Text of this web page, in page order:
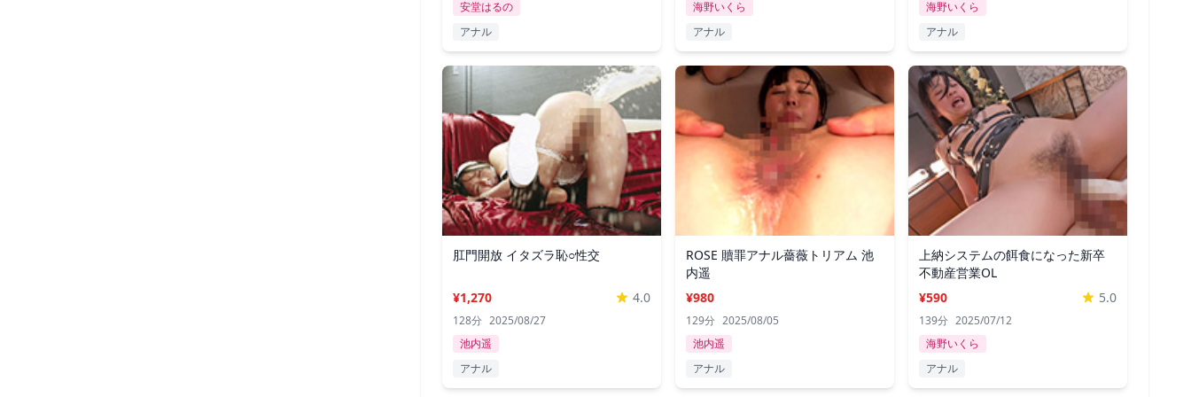
安堂はるの
アナル
海野いくら
アナル
海野いくら
アナル
肛門開放 イタズラ恥○性交
¥1,270 4.0
128分 2025/08/27
池内遥
アナル
ROSE 贖罪アナル薔薇トリアム 池
内遥
¥980
129分 2025/08/05
池内遥
アナル
上納システムの餌食になった新卒
不動産営業OL
¥590
5.0
139分 2025/07/12
海野いくら
アナル